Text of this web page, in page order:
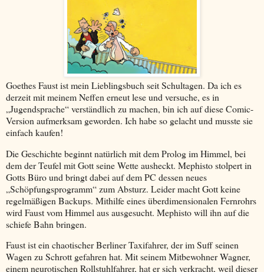
Goethes Faust ist mein Lieblingsbuch seit Schultagen. Da ich es
derzeit mit meinem Neffen erneut lese und versuche, es in
„Jugendsprache“ verständlich zu machen, bin ich auf diese Comic-
Version aufmerksam geworden. Ich habe so gelacht und musste sie
einfach kaufen!
Die Geschichte beginnt natürlich mit dem Prolog im Himmel, bei
dem der Teufel mit Gott seine Wette ausheckt. Mephisto stolpert in
Gotts Büro und bringt dabei auf dem PC dessen neues
„Schöpfungsprogramm“ zum Absturz. Leider macht Gott keine
regelmäßigen Backups. Mithilfe eines überdimensionalen Fernrohrs
wird Faust vom Himmel aus ausgesucht. Mephisto will ihn auf die
schiefe Bahn bringen.
Faust ist ein chaotischer Berliner Taxifahrer, der im Suff seinen
Wagen zu Schrott gefahren hat. Mit seinem Mitbewohner Wagner,
einem neurotischen Rollstuhlfahrer, hat er sich verkracht, weil dieser